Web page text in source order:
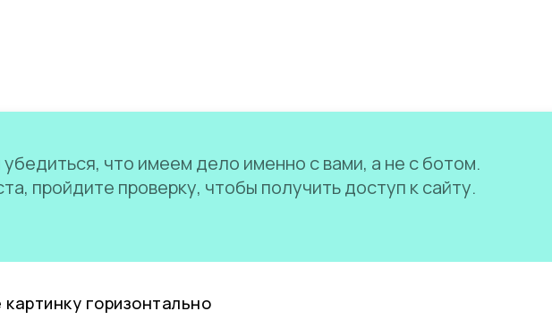
что имеем дело именно с вами, а не с ботом.
пройдите проверку, чтобы получить доступ к сайту.
картинку горизонтально